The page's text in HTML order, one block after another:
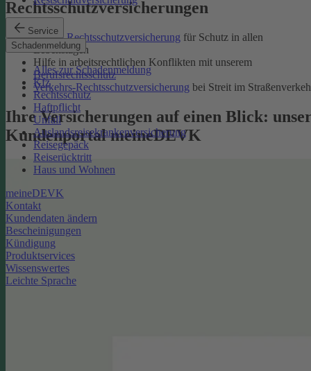
Service
Schadenmeldung
Alles zur Schadenmeldung
Kfz
Rechtsschutz
Haftpflicht
Unfall
Auslandsreisekrankenversicherung
Reisegepäck
Reiserücktritt
Haus und Wohnen
meineDEVK
Kontakt
Kundendaten ändern
Bescheinigungen
Kündigung
Produktservices
Wissenswertes
Leichte Sprache
Rechtsschutzversicherungen
Private Rechtsschutzversicherung für Schutz in allen
Lebenslagen
Hilfe in arbeitsrechtlichen Konflikten mit unserem
Berufsrechtsschutz
Verkehrs-Rechtsschutzversicherung bei Streit im
Ihre Versicherungen auf einen Blick:
Kundenportal meineDEVK